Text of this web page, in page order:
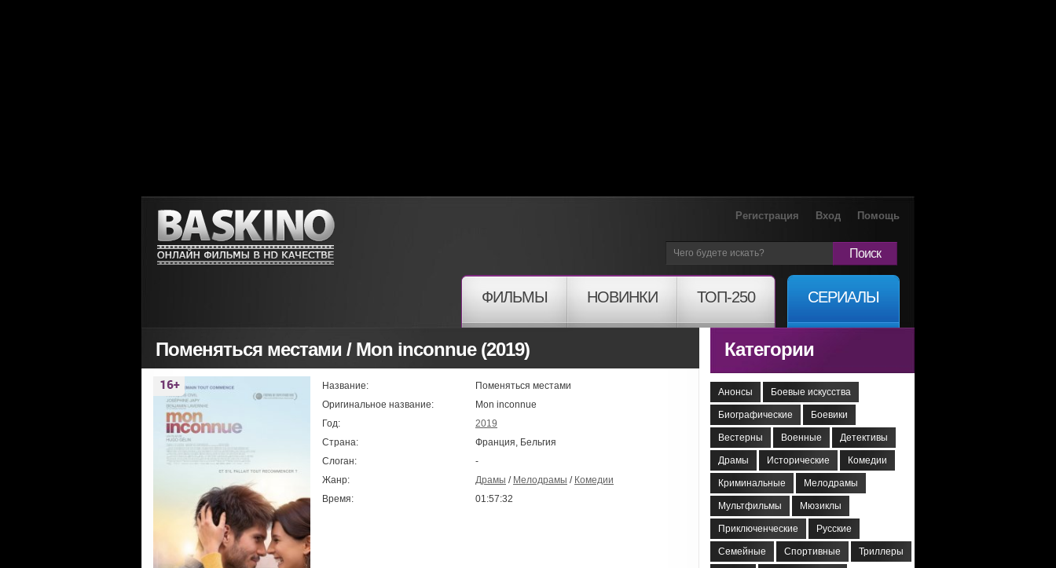
Регистрация Вход Помощь
Поиск
ФИЛЬМЫ НОВИНКИ ТОП-250 СЕРИАЛЫ
Поменяться местами / Mon inconnue (2019)
Название:
Поменяться местами
Оригинальное название:
Mon inconnue
Год:
2019
Страна:
Франция, Бельгия
Слоган:
-
Жанр:
Драмы / Мелодрамы / Комедии
Время:
01:57:32
Категории
Анонсы Боевые искусства
Биографические Боевики
Вестерны Военные Детективы
Драмы Исторические Комедии
Криминальные Мелодрамы
Мультфильмы Мюзиклы
Приключенческие Русские
Семейные Спортивные Триллеры